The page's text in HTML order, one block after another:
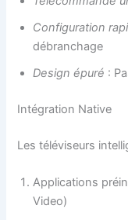
Configuration
débranchage
Design épuré :
Intégration Native
Les téléviseurs
Applications
Video)